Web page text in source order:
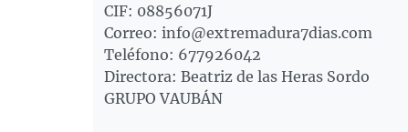
CIF: 08856071J
Correo: info@extremadura7dias.com
Teléfono: 677926042
Directora: Beatriz de las Heras Sordo
GRUPO VAUBÁN